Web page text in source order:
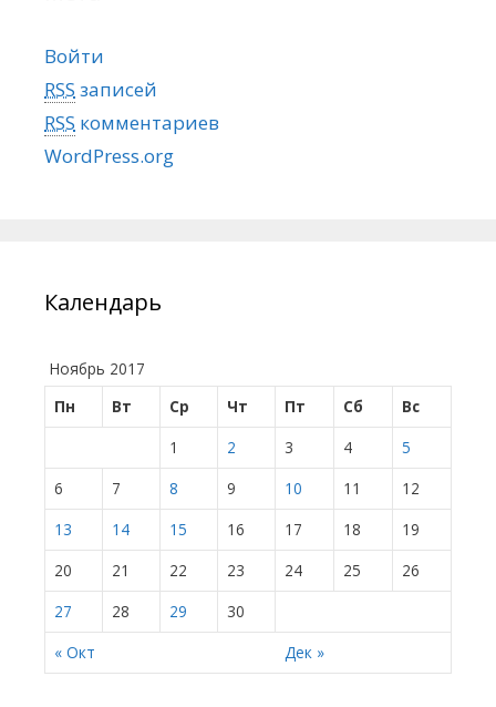
Войти
RSS записей
RSS комментариев
WordPress.org
Календарь
Ноябрь 2017
Пн
Вт Ср Чт Пт Сб Вс
« Окт Дек »
1 2 3 4
5
6
7 8 9 10 11
12
13
14 15 16 17 18
19
20
21 22 23 24 25
26
27
28 29 30